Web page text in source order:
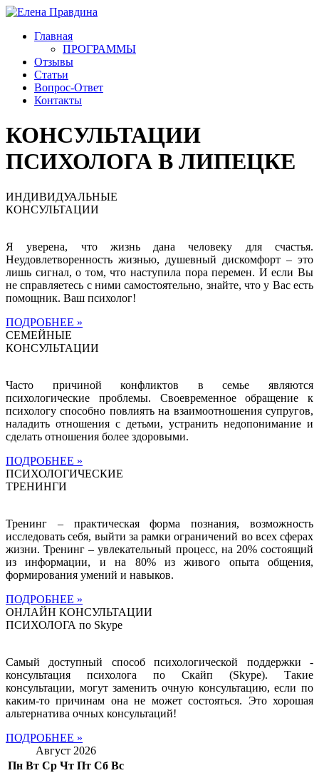
Главная
ПРОГРАММЫ
Отзывы
Статьи
Вопрос-Ответ
Контакты
КОНСУЛЬТАЦИИ
ПСИХОЛОГА В ЛИПЕЦКЕ
ИНДИВИДУАЛЬНЫЕ
КОНСУЛЬТАЦИИ
Я уверена, что жизнь дана человеку для счастья.
Неудовлетворенность жизнью, душевный дискомфорт – это
лишь сигнал, о том, что наступила пора перемен. И если Вы
не справляетесь с ними самостоятельно, знайте, что у Вас есть
помощник. Ваш психолог!
ПОДРОБНЕЕ »
СЕМЕЙНЫЕ
КОНСУЛЬТАЦИИ
Часто причиной конфликтов в семье являются
психологические проблемы. Своевременное обращение к
психологу способно повлиять на взаимоотношения супругов,
наладить отношения с детьми, устранить недопонимание и
сделать отношения более здоровыми.
ПОДРОБНЕЕ »
ПСИХОЛОГИЧЕСКИЕ
ТРЕНИНГИ
Тренинг – практическая форма познания, возможность
исследовать себя, выйти за рамки ограничений во всех сферах
жизни. Тренинг – увлекательный процесс, на 20% состоящий
из информации, и на 80% из живого опыта общения,
формирования умений и навыков.
ПОДРОБНЕЕ »
ОНЛАЙН КОНСУЛЬТАЦИИ
ПСИХОЛОГА по Skype
Самый доступный способ психологической поддержки -
консультация психолога по Скайп (Skype). Такие
консультации, могут заменить очную консультацию, если по
каким-то причинам она не может состояться. Это хорошая
альтернатива очных консультаций!
ПОДРОБНЕЕ »
Август 2026
Пн Вт Ср Чт Пт Сб Вс